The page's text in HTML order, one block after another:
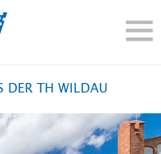
TH-
DER TH WILDAU